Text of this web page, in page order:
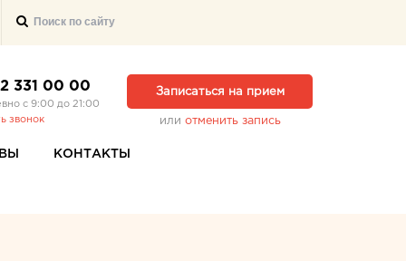
331 00 00
с 9:00 до 21:00
звонок
Записаться на прием
или отменить запись
КОНТАКТЫ